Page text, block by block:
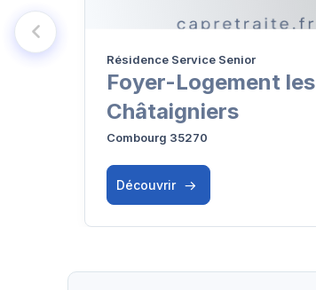
Résidence Service Senior
Foyer-Logement les
Châtaigniers
Combourg 35270
Découvrir